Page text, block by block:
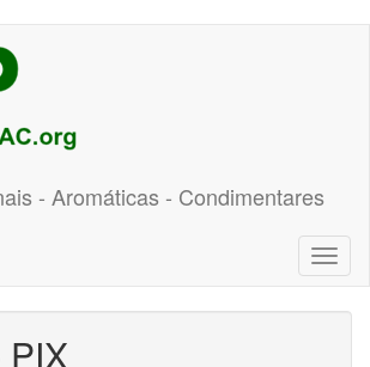
- Aromáticas - Condimentares
PIX